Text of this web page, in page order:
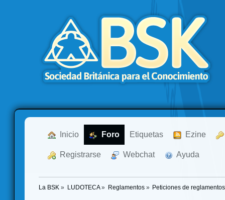
Inicio Foro Etiquetas Ezine
Registrarse Webchat Ayuda
La BSK » LUDOTECA» Reglamentos» Peticiones de reglamentos